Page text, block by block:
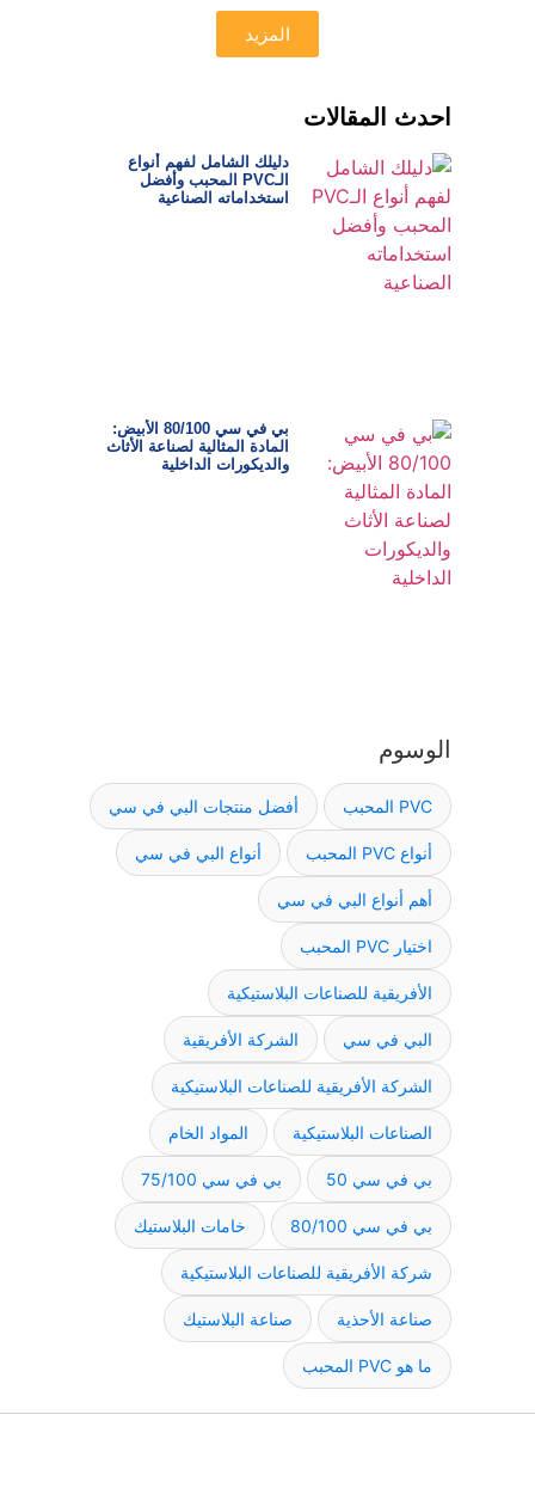
المزيد
احدث المقالات
دليلك الشامل لفهم أنواع
الـPVC المحبب وأفضل
استخداماته الصناعية
بي في سي 80/100 الأبيض:
المادة المثالية لصناعة الأثاث
والديكورات الداخلية
الوسوم
PVC المحبب أفضل منتجات البي في سي
أنواع PVC المحبب أنواع البي في سي
أهم أنواع البي في سي
اختيار PVC المحبب
الأفريقية للصناعات البلاستيكية
البي في سي الشركة الأفريقية
الشركة الأفريقية للصناعات البلاستيكية
الصناعات البلاستيكية المواد الخام
بي في سي 50 بي في سي 75/100
بي في سي 80/100 خامات البلاستيك
شركة الأفريقية للصناعات البلاستيكية
صناعة الأحذية صناعة البلاستيك
ما هو PVC المحبب